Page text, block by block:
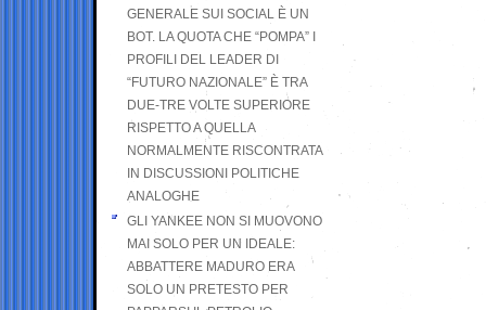
GENERALE SUI SOCIAL È UN
BOT. LA QUOTA CHE “POMPA” I
PROFILI DEL LEADER DI
“FUTURO NAZIONALE” È TRA
DUE-TRE VOLTE SUPERIORE
RISPETTO A QUELLA
NORMALMENTE RISCONTRATA
IN DISCUSSIONI POLITICHE
ANALOGHE
GLI YANKEE NON SI MUOVONO
MAI SOLO PER UN IDEALE:
ABBATTERE MADURO ERA
SOLO UN PRETESTO PER